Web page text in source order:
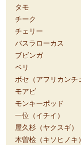
タモ
チーク
チェリー
バスラローカス
ブビンガ
ベリ
ボセ（アフリカンチ
モアビ
モンキーポッド
一位（イチイ）
屋久杉（ヤクスギ）
木曽桧（キソヒノキ）